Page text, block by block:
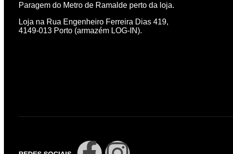
Paragem do Metro de Ramalde perto da loja.
Loja na Rua Engenheiro Ferreira Dias 419,
4149-013 Porto (armazém LOG-IN).